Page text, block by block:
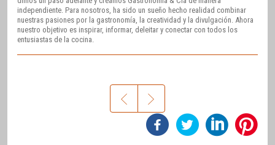
independiente. Para nosotros, ha sido un sueño hecho realidad combinar
nuestras pasiones por la gastronomía, la creatividad y la divulgación. Ahora
nuestro objetivo es inspirar, informar, deleitar y conectar con todos los
entusiastas de la cocina.